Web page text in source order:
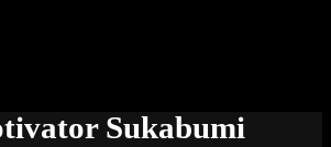
Sukabumi